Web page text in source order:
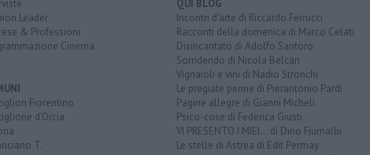
Leader
& Professioni
Cinema
Fiorentino
d'Orcia
T.
QUI BLOG
Incontri d'arte di Riccardo Ferrucci
Racconti della domenica di Marco Celati
Disincantato di Adolfo Santoro
Sorridendo di Nicola Belcari
Vignaioli e vini di Nadio Stronchi
Le pregiate penne di Pierantonio Pardi
Pagine allegre di Gianni Micheli
Psico-cose di Federica Giusti
VI PRESENTO I MIEI... di Dino Fiumalbi
Le stelle di Astrea di Edit Permay